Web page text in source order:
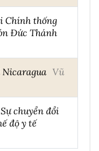
Chính thống
Đức Thánh
Nicaragua Vũ
chuyển đổi
độ y tế